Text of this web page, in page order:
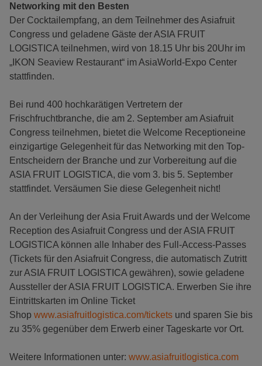
Networking mit den Besten
Der Cocktailempfang, an dem Teilnehmer des Asiafruit
Congress und geladene Gäste der ASIA FRUIT
LOGISTICA teilnehmen, wird von 18.15 Uhr bis 20Uhr im
„IKON Seaview Restaurant“ im AsiaWorld-Expo Center
stattfinden.
Bei rund 400 hochkarätigen Vertretern der
Frischfruchtbranche, die am 2. September am Asiafruit
Congress teilnehmen, bietet die Welcome Receptioneine
einzigartige Gelegenheit für das Networking mit den Top-
Entscheidern der Branche und zur Vorbereitung auf die
ASIA FRUIT LOGISTICA, die vom 3. bis 5. September
stattfindet. Versäumen Sie diese Gelegenheit nicht!
An der Verleihung der Asia Fruit Awards und der Welcome
Reception des Asiafruit Congress und der ASIA FRUIT
LOGISTICA können alle Inhaber des Full-Access-Passes
(Tickets für den Asiafruit Congress, die automatisch Zutritt
zur ASIA FRUIT LOGISTICA gewähren), sowie geladene
Aussteller der ASIA FRUIT LOGISTICA. Erwerben Sie ihre
Eintrittskarten im Online Ticket
Shop www.asiafruitlogistica.com/tickets und sparen Sie bis
zu 35% gegenüber dem Erwerb einer Tageskarte vor Ort.
Weitere Informationen unter: www.asiafruitlogistica.com